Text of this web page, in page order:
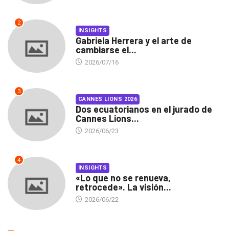
2
INSIGHTS
Gabriela Herrera y el arte de
cambiarse el...
2026/07/16
3
CANNES LIONS 2026
Dos ecuatorianos en el jurado de
Cannes Lions...
2026/06/23
4
INSIGHTS
«Lo que no se renueva,
retrocede». La visión...
2026/06/22